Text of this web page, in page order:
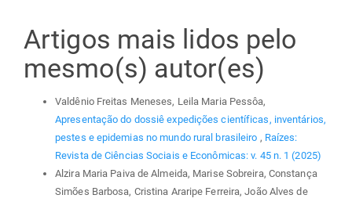
Artigos mais lidos pelo
mesmo(s) autor(es)
Valdênio Freitas Meneses, Leila Maria Pessôa,
Apresentação do dossiê expedições científicas, inventários,
pestes e epidemias no mundo rural brasileiro , Raízes:
Revista de Ciências Sociais e Econômicas: v. 45 n. 1 (2025)
Alzira Maria Paiva de Almeida, Marise Sobreira, Constança
Simões Barbosa, Cristina Araripe Ferreira, João Alves de